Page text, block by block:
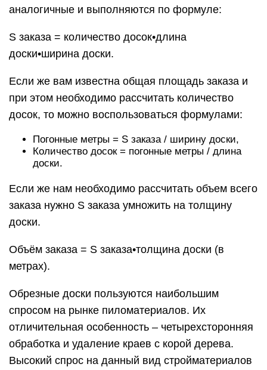
аналогичные и выполняются по формуле:
S заказа = количество досок•длина
доски•ширина доски.
Если же вам известна общая площадь заказа и
при этом необходимо рассчитать количество
досок, то можно воспользоваться формулами:
Погонные метры = S заказа / ширину доски,
Количество досок = погонные метры / длина
доски.
Если же нам необходимо рассчитать объем всего
заказа нужно S заказа умножить на толщину
доски.
Объём заказа = S заказа•толщина доски (в
метрах).
Обрезные доски пользуются наибольшим
спросом на рынке пиломатериалов. Их
отличительная особенность – четырехсторонняя
обработка и удаление краев с корой дерева.
Высокий спрос на данный вид стройматериалов